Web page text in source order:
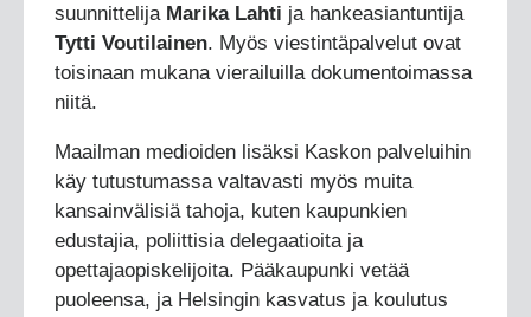
suunnittelija Marika Lahti ja hankeasiantuntija
Tytti Voutilainen. Myös viestintäpalvelut ovat
toisinaan mukana vierailuilla dokumentoimassa
niitä.
Maailman medioiden lisäksi Kaskon palveluihin
käy tutustumassa valtavasti myös muita
kansainvälisiä tahoja, kuten kaupunkien
edustajia, poliittisia delegaatioita ja
opettajaopiskelijoita. Pääkaupunki vetää
puoleensa, ja Helsingin kasvatus ja koulutus